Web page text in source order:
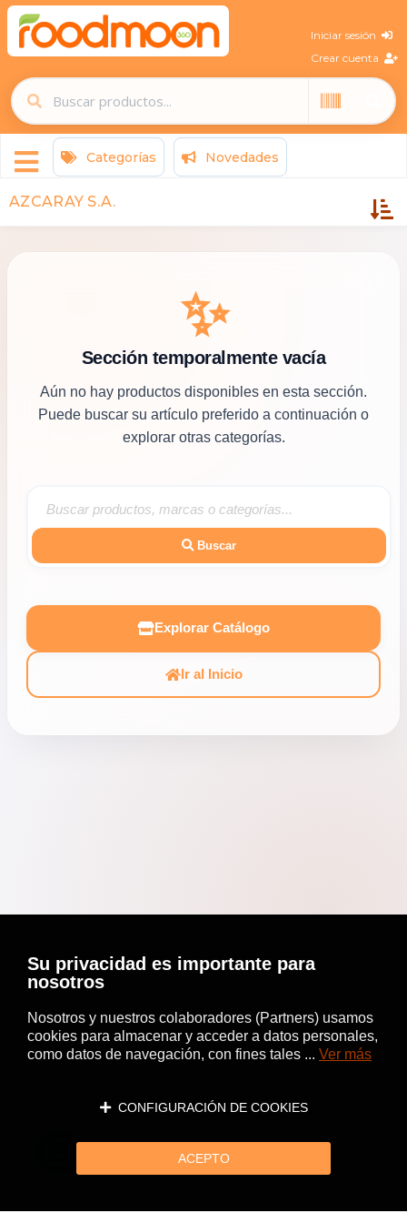
Iniciar sesión
Crear cuenta
Categorías Novedades
AZCARAY S.A.
✨
Sección temporalmente vacía
Aún no hay productos disponibles en esta sección.
Puede buscar su artículo preferido a continuación o
explorar otras categorías.
Buscar
Explorar Catálogo
Ir al Inicio
Su privacidad es importante para
nosotros
Nosotros y nuestros colaboradores (Partners) usamos
cookies para almacenar y acceder a datos personales,
como datos de navegación, con fines tales ... Ver más
CONFIGURACIÓN DE COOKIES
ACEPTO